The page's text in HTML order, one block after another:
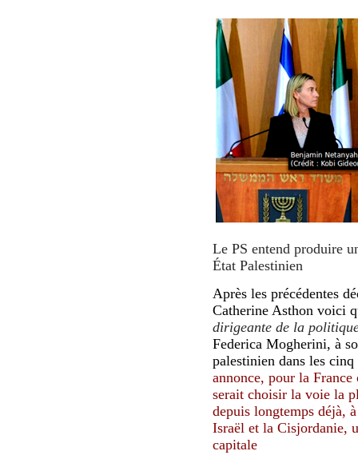
Le PS entend produire
État Palestinien
Après les précédentes
Catherine Asthon voici
dirigeante de la
Federica Mogherini, à
palestinien dans les
annonce, pour la France
serait choisir la voie la
depuis longtemps déjà,
Israël et la Cisjordanie,
capitale